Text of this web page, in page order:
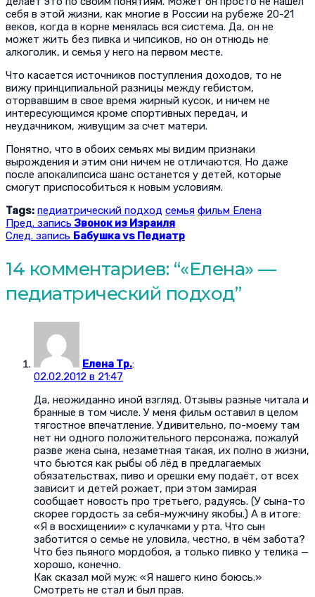
себя в этой жизни, как многие в России на рубеже 20-21
веков, когда в корне менялась вся система. Да, он не
может жить без пивка и чипсиков, но он отнюдь не
алкоголик, и семья у него на первом месте.
Что касается источников поступления доходов, то не
вижу принципиальной разницы между гебистом,
оторвавшим в свое время жирный кусок, и ничем не
интересующимся кроме спортивных передач, и
неудачником, живущим за счет матери.
Понятно, что в обоих семьях мы видим признаки
вырождения и этим они ничем не отличаются. Но даже
после апокалипсиса шанс останется у детей, которые
смогут приспособиться к новым условиям.
Tags: педиатрический подход семья фильм Елена
Пред. записьЗвонок из Израиля
След. запись Бабушка vs Педиатр
14 комментариев: “«Елена» —
педиатрический подход”
Елена Тр.:
02.02.2012 в 21:47
Да, неожиданно иной взгляд. Отзывы разные читала и
бранные в том числе. У меня фильм оставил в целом
тягостное впечатление. Удивительно, по-моему там
нет ни одного положительного персонажа, пожалуй
разве жена сына, незаметная такая, их полно в жизни,
что бьются как рыбы об лёд в предлагаемых
обязательствах, пиво и орешки ему подаёт, от всех
зависит и детей рожает, при этом замирая
сообщает новость про третьего, радуясь. (У сына-то
скорее гордость за себя-мужчину якобы.) А в итоге:
«Я в восхищении» с кулачками у рта. Что сын
заботится о семье не уловила, честно, в чём забота?
Что без пьяного мордобоя, а только пивко у телика —
хорошо, конечно.
Как сказал мой муж: «Я нашего кино боюсь.»
Смотреть не стал и был прав.